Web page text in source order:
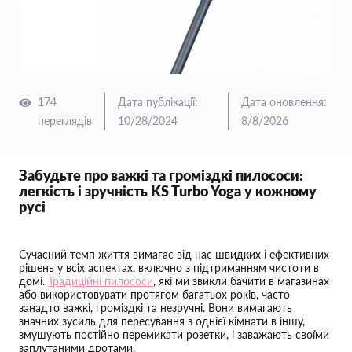
174
переглядів
Дата публікації:
10/28/2024
Дата оновлення:
8/8/2026
Забудьте про важкі та громіздкі пилососи:
легкість і зручність KS Turbo Yoga у кожному
русі
Сучасний темп життя вимагає від нас швидких і ефективних
рішень у всіх аспектах, включно з підтриманням чистоти в
домі. Традиційні пилососи, які ми звикли бачити в магазинах
або використовувати протягом багатьох років, часто
занадто важкі, громіздкі та незручні. Вони вимагають
значних зусиль для пересування з однієї кімнати в іншу,
змушують постійно перемикати розетки, і заважають своїми
заплутаними дротами.